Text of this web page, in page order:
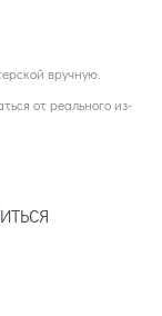
вручную.
от реального из-